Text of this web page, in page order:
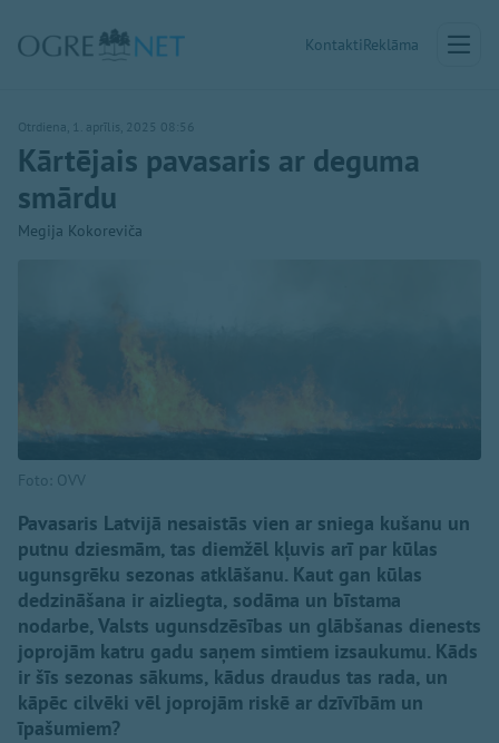
KontaktiReklāma
Otrdiena, 1. aprīlis, 2025 08:56
Kārtējais pavasaris ar deguma
smārdu
Megija Kokoreviča
Foto: OVV
Pavasaris Latvijā nesaistās vien ar sniega kušanu un
putnu dziesmām, tas diemžēl kļuvis arī par kūlas
ugunsgrēku sezonas atklāšanu. Kaut gan kūlas
dedzināšana ir aizliegta, sodāma un bīstama
nodarbe, Valsts ugunsdzēsības un glābšanas dienests
joprojām katru gadu saņem simtiem izsaukumu. Kāds
ir šīs sezonas sākums, kādus draudus tas rada, un
kāpēc cilvēki vēl joprojām riskē ar dzīvībām un
īpašumiem?